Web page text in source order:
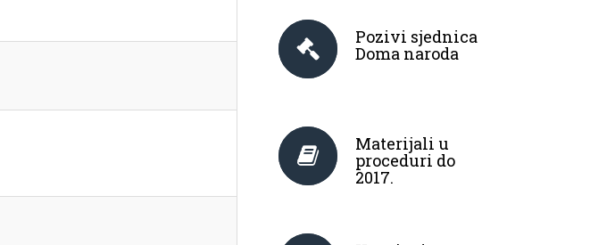
Pozivi sjednica
Doma naroda
Materijali u
proceduri do
2017.